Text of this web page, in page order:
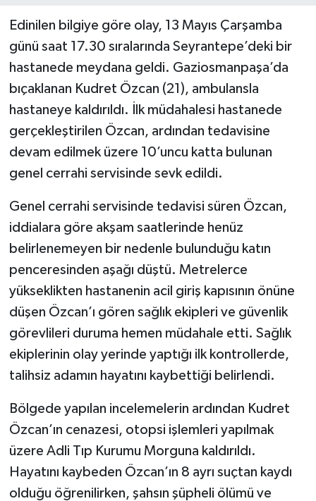
Edinilen bilgiye göre olay, 13 Mayıs Çarşamba
günü saat 17.30 sıralarında Seyrantepe’deki bir
hastanede meydana geldi. Gaziosmanpaşa’da
bıçaklanan Kudret Özcan (21), ambulansla
hastaneye kaldırıldı. İlk müdahalesi hastanede
gerçekleştirilen Özcan, ardından tedavisine
devam edilmek üzere 10’uncu katta bulunan
genel cerrahi servisinde sevk edildi.
Genel cerrahi servisinde tedavisi süren Özcan,
iddialara göre akşam saatlerinde henüz
belirlenemeyen bir nedenle bulunduğu katın
penceresinden aşağı düştü. Metrelerce
yükseklikten hastanenin acil giriş kapısının önüne
düşen Özcan’ı gören sağlık ekipleri ve güvenlik
görevlileri duruma hemen müdahale etti. Sağlık
ekiplerinin olay yerinde yaptığı ilk kontrollerde,
talihsiz adamın hayatını kaybettiği belirlendi.
Bölgede yapılan incelemelerin ardından Kudret
Özcan’ın cenazesi, otopsi işlemleri yapılmak
üzere Adli Tıp Kurumu Morguna kaldırıldı.
Hayatını kaybeden Özcan’ın 8 ayrı suçtan kaydı
olduğu öğrenilirken, şahsın şüpheli ölümü ve
RESMİ İLAN
MAGAZİN